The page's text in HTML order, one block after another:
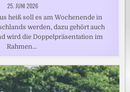
25. JUNI 2026
heiß soll es am Wochenende in
werden, dazu gehört auch
wird die Doppelpräsentation im
Rahmen…